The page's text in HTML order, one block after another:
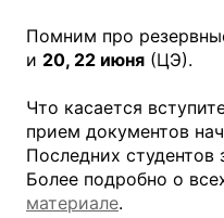
Помним про
и 20, 22 июня (ЦЭ).
Что касается
прием документов
Последних студентов
Более подробно о
материале.